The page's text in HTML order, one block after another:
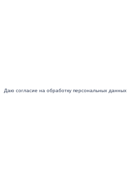
Даю согласие на обработку персональных данных